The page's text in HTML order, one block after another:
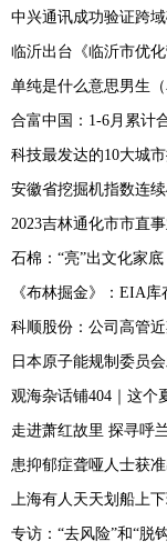
中兴通讯成功验证跨
临沂出台《临沂市优
单纯是什么意思男生（
合富中国：1-6月累计
科技最发达的10大城市
安徽省挖掘机指数连
2023吉林通化市市直
石棉：“亮”出文化家
《布林掘金》：EIA
日本原子能规制委员
观海杂话铺404｜这个
走进萧红故里 探寻呼
患抑郁症聋哑人士获